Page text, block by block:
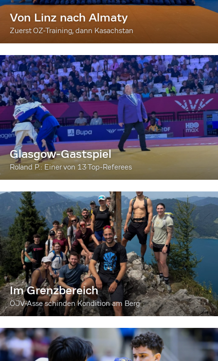
Von Linz nach Almaty
Zuerst OZ-Training, dann Kasachstan
Glasgow-Gastspiel
Roland P.: Einer von 13 Top-Referees
Im Grenzbereich
ÖJV-Asse schinden Kondition am Berg